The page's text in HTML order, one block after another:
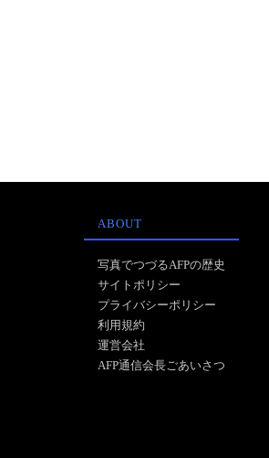
ABOUT
写真でつづるAFPの歴史
サイトポリシー
プライバシーポリシー
利用規約
運営会社
AFP通信会長ごあいさつ